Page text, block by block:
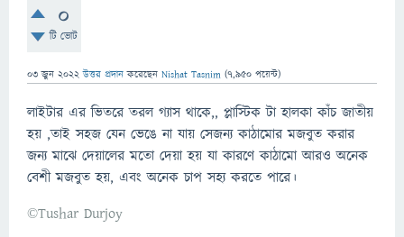
0
টি ভোট
03 জুন 2022 উত্তর প্রদান করেছেন Nishat Tasnim (7,950 পয়েন্ট)
লাইটার এর ভিতরে তরল গ্যাস থাকে,, প্লাস্টিক টা হালকা কাঁচ জাতীয়
হয় ,তাই সহজ যেন ভেঙে না যায় সেজন্য কাঠামোর মজবুত করার
জন্য মাঝে দেয়ালের মতো দেয়া হয় যা কারণে কাঠামো আরও অনেক
বেশী মজবুত হয়, এবং অনেক চাপ সহ্য করতে পারে।
©Tushar Durjoy